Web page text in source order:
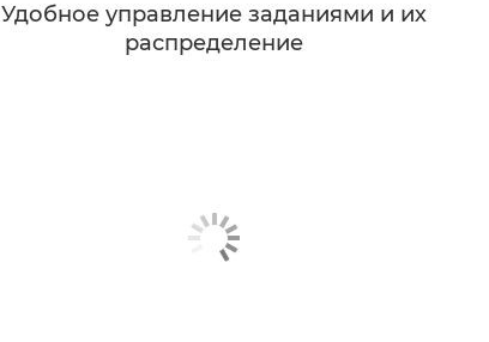
Удобное управление заданиями и их
распределение